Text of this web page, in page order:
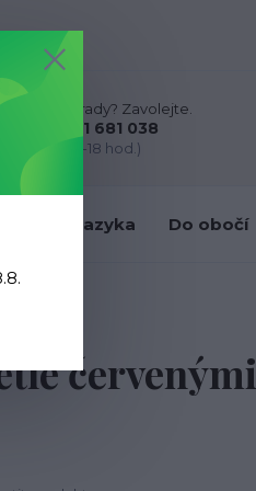
Nevíte si rady? Zavolejte.
+420 731 681 038
(Po-Ne, 9-18 hod.)
Do jazyka Do obočí
červenými